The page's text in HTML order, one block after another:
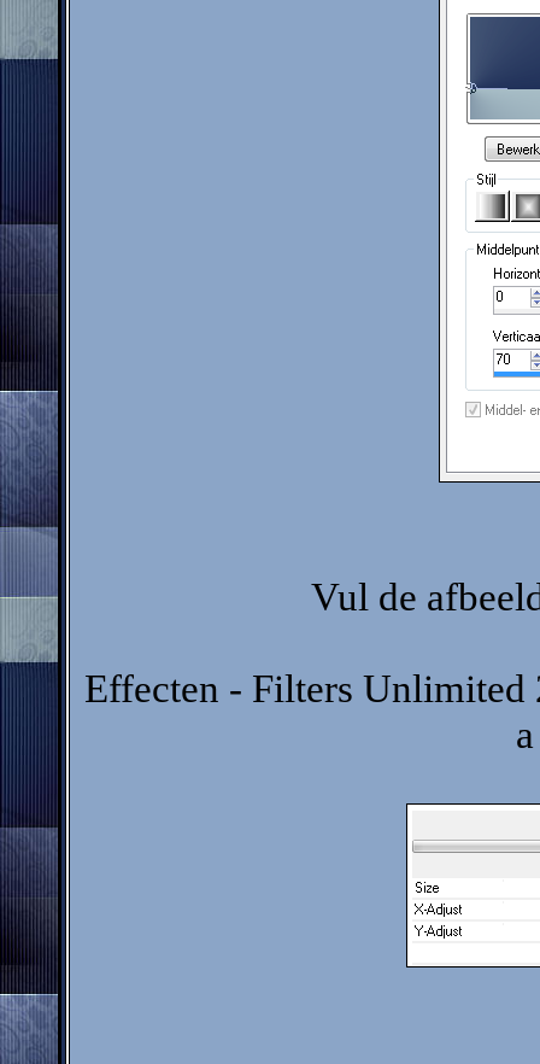
Vul de
Effecten - Filters Unlimited